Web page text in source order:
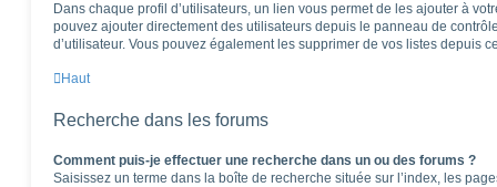
Dans chaque profil d’utilisateurs, un lien vous permet de les ajouter à
pouvez ajouter directement des utilisateurs depuis le panneau de
d’utilisateur. Vous pouvez également les supprimer de vos listes depuis
Haut
Recherche dans les forums
Comment puis-je effectuer une recherche dans un ou des forums ?
Saisissez un terme dans la boîte de recherche située sur l’index, les